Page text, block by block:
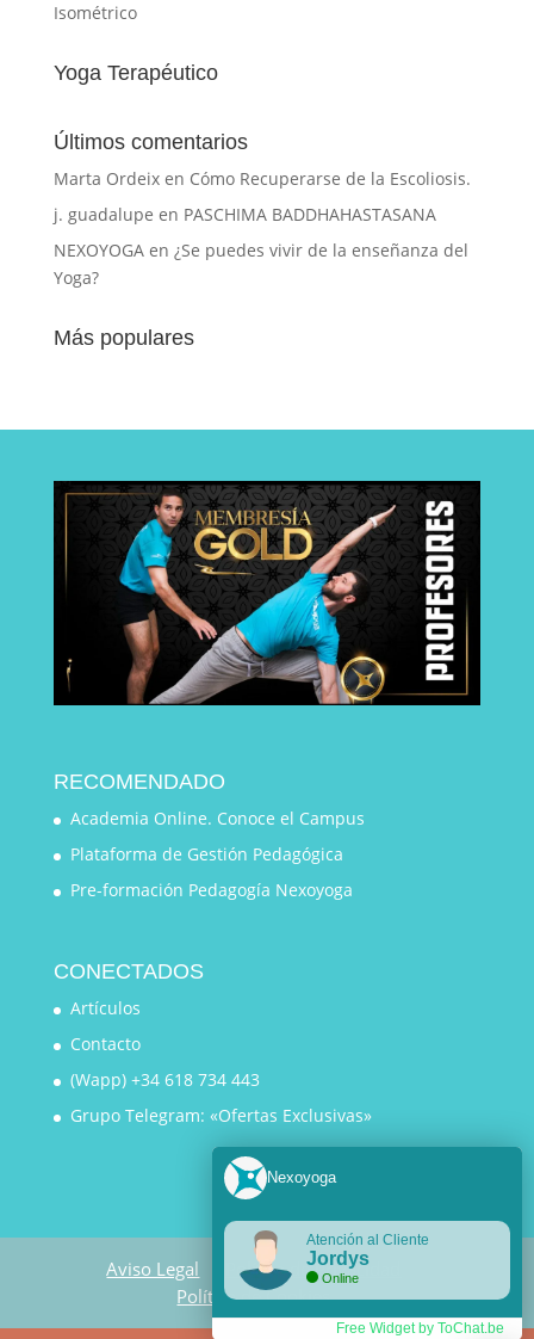
Isométrico
Yoga Terapéutico
Últimos comentarios
Marta Ordeixen Cómo Recuperarse de la Escoliosis.
j. guadalupe en PASCHIMA BADDHAHASTASANA
NEXOYOGAen ¿Se puedes vivir de la enseñanza del
Yoga?
Más populares
RECOMENDADO
Academia Online. Conoce el Campus
Plataforma de Gestión Pedagógica
Pre-formación Pedagogía Nexoyoga
CONECTADOS
Artículos
Contacto
(Wapp) +34 618 734 443
Grupo Telegram: «Ofertas Exclusivas»
Aviso Legal
Política de Privacidad
Política de Cookies
Nexoyoga
Atención al Cliente
Jordys
Online
Free Widget by ToChat.be